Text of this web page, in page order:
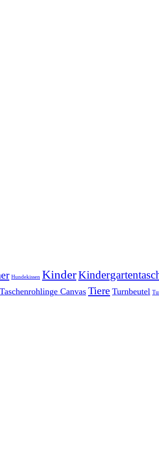
Hundekissen Kinder
Taschenrohlinge Canvas Tiere Turnbeutel